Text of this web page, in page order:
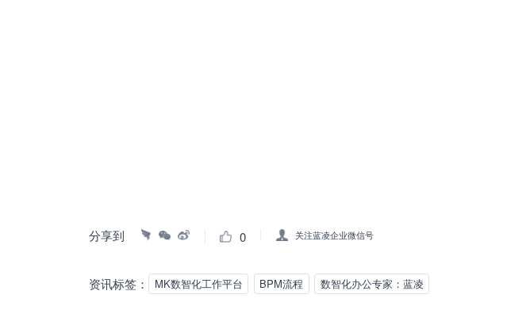
分享到 0 关注蓝凌企业微信号
资讯标签： MK数智化工作平台 BPM流程 数智化办公专家：蓝凌